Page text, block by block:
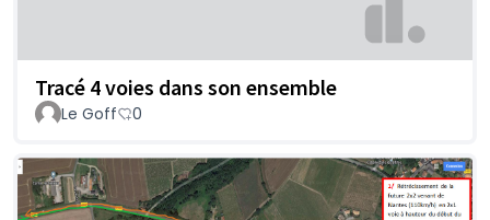
Tracé 4 voies dans son ensemble
Le Goff 0